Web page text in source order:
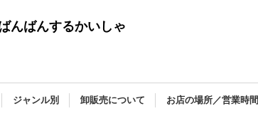
んばんするかいしゃ
ジャンル別 卸販売について お店の場所／営業時間